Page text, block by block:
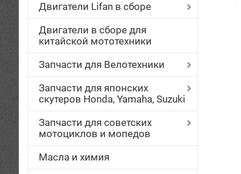
Двигатели Lifan в сборе
Двигатели в сборе для
китайской мототехники
Запчасти для Велотехники
Запчасти для японских
скутеров Honda, Yamaha, Suzuki
Запчасти для советских
мотоциклов и мопедов
Масла и химия